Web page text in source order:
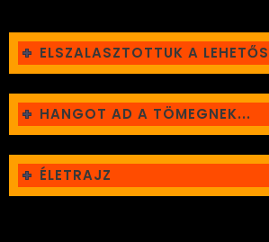
ELSZALASZTOTTUK A
HANGOT AD A TÖMEGNEK...
ÉLETRAJZ